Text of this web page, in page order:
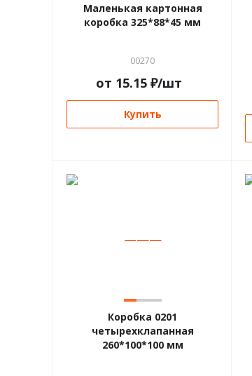
Маленькая картонная
коробка 325*88*45 мм
00270
от 15.15 ₽/шт
Купить
———
Коробка 0201
четырехклапанная
260*100*100 мм